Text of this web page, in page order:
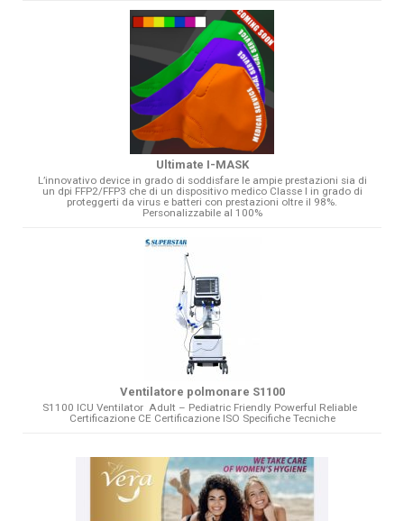
Ultimate I-MASK
L’innovativo device in grado di soddisfare le ampie prestazioni sia di
un dpi FFP2/FFP3 che di un dispositivo medico Classe I in grado di
proteggerti da virus e batteri con prestazioni oltre il 98%.
Personalizzabile al 100%
Ventilatore polmonare S1100
S1100 ICU Ventilator Adult – Pediatric Friendly Powerful Reliable
Certificazione CE Certificazione ISO Specifiche Tecniche